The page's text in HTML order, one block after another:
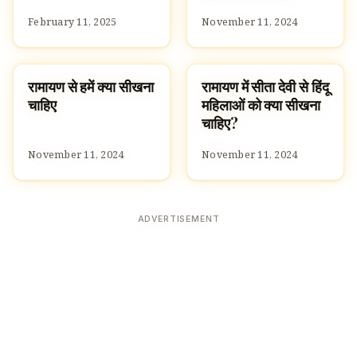
February 11, 2025 November 11, 2024
HINDUISM
रामायण से हमें क्या सीखना
चाहिए
November 11, 2024
CULTURE
रामायण में सीता देवी से हिंदू
महिलाओं को क्या सीखना
चाहिए?
November 11, 2024
ADVERTISEMENT